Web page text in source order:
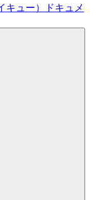
キュー）ドキュメ